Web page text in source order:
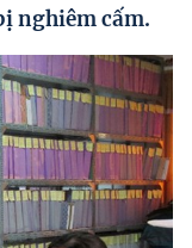
dân tộc
nghiêm cấm.